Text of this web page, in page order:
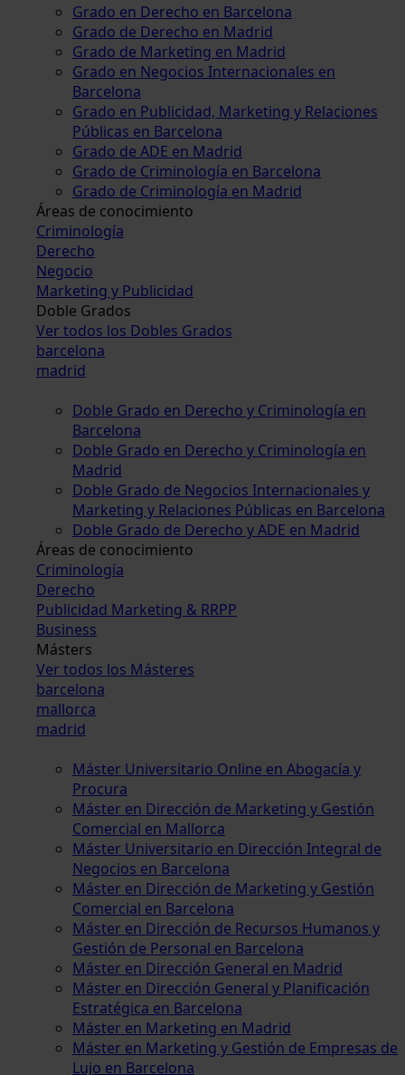
Grado en Derecho en Barcelona
Grado de Derecho en Madrid
Grado de Marketing en Madrid
Grado en Negocios Internacionales en
Barcelona
Grado en Publicidad, Marketing y Relaciones
Públicas en Barcelona
Grado de ADE en Madrid
Grado de Criminología en Barcelona
Grado de Criminología en Madrid
Áreas de conocimiento
Criminología
Derecho
Negocio
Marketing y Publicidad
Doble Grados
Ver todos los Dobles Grados
barcelona
madrid
Doble Grado en Derecho y Criminología en
Barcelona
Doble Grado en Derecho y Criminología en
Madrid
Doble Grado de Negocios Internacionales y
Marketing y Relaciones Públicas en Barcelona
Doble Grado de Derecho y ADE en Madrid
Áreas de conocimiento
Criminología
Derecho
Publicidad Marketing & RRPP
Business
Másters
Ver todos los Másteres
barcelona
mallorca
madrid
Máster Universitario Online en Abogacía y
Procura
Máster en Dirección de Marketing y Gestión
Comercial en Mallorca
Máster Universitario en Dirección Integral de
Negocios en Barcelona
Máster en Dirección de Marketing y Gestión
Comercial en Barcelona
Máster en Dirección de Recursos Humanos y
Gestión de Personal en Barcelona
Máster en Dirección General en Madrid
Máster en Dirección General y Planificación
Estratégica en Barcelona
Máster en Marketing en Madrid
Máster en Marketing y Gestión de Empresas de
Lujo en Barcelona